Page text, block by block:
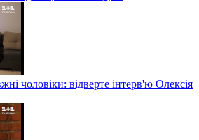
чоловіки: відверте інтерв'ю Олексія